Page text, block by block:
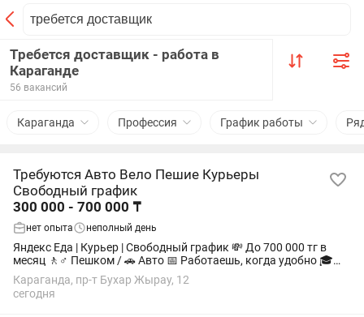
Требется доставщик - работа в
Караганде
56 вакансий
Караганда Профессия График работы
Требуются Авто Вело Пешие Курьеры
Свободный график
300 000 - 700 000 ₸
нет опыта неполный день
Яндекс Еда | Курьер | Свободный график 💸 До 700 000 тг в
месяц 🚶♂️ Пешком / 🚗 Авто 📅 Работаешь, когда удобно 🎓
Без опыта — подходит студентам 📄 Без ИП и лишних
документов 🔞 Возраст от 18...
Караганда, пр-т Бухар Жырау, 12
сегодня